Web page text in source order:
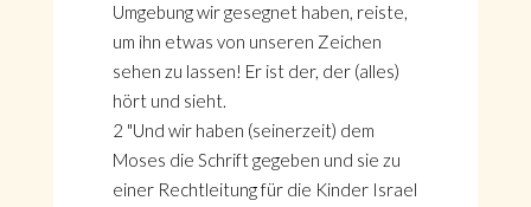
Umgebung wir gesegnet haben, reiste,
um ihn etwas von unseren Zeichen
sehen zu lassen! Er ist der, der (alles)
hört und sieht.
2 "Und wir haben (seinerzeit) dem
Moses die Schrift gegeben und sie zu
einer Rechtleitung für die Kinder Israel